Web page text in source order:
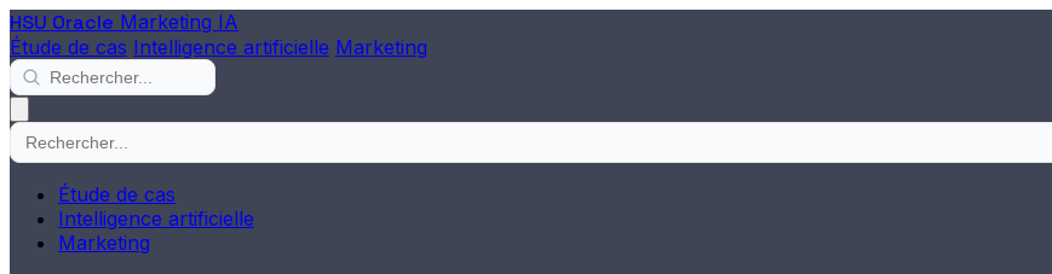
HSU Oracle Marketing IA
Étude de cas Intelligence artificielle Marketing
Étude de cas
Intelligence artificielle
Marketing